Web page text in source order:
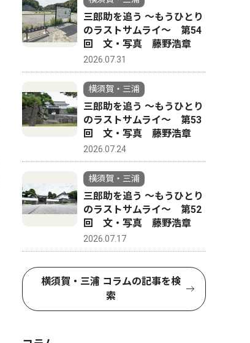
三郎助を追う 〜もうひとり
のラストサムライ〜 第54
回 文・写真 藤野浩章
2026.07.31
横須賀・三浦
三郎助を追う 〜もうひとり
のラストサムライ〜 第53
回 文・写真 藤野浩章
2026.07.24
横須賀・三浦
三郎助を追う 〜もうひとり
のラストサムライ〜 第52
回 文・写真 藤野浩章
2026.07.17
横須賀・三浦 コラムの記事を検
索